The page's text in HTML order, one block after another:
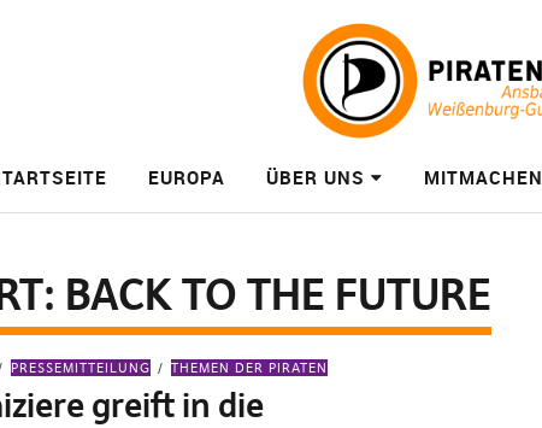
EUROPA ÜBER UNS MITMACHEN
BACK TO THE FUTURE
PRESSEMITTEILUNG THEMEN DER PIRATEN
greift in die